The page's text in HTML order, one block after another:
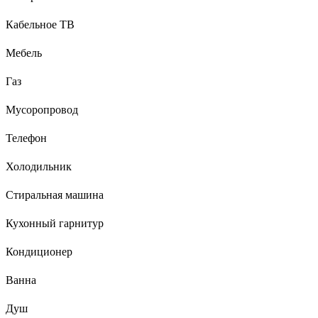
Кабельное ТВ
Мебель
Газ
Мусоропровод
Телефон
Холодильник
Стиральная машина
Кухонный гарнитур
Кондиционер
Ванна
Душ